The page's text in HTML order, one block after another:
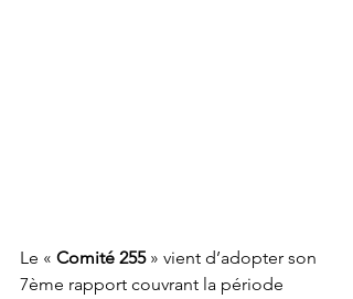
Le « Comité 255 » vient d’adopter son
7ème rapport couvrant la période